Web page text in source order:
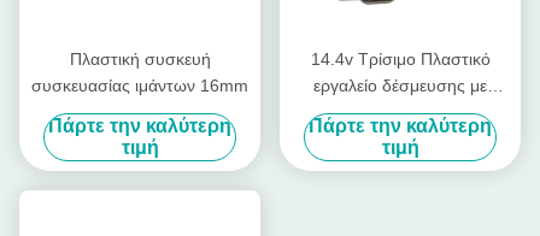
Πλαστική συσκευή
συσκευασίας ιμάντων 16mm
Πάρτε την καλύτερη
τιμή
14.4v Τρίσιμο Πλαστικό
εργαλείο δέσμευσης με
μπαταρία
Πάρτε την καλύτερη
τιμή